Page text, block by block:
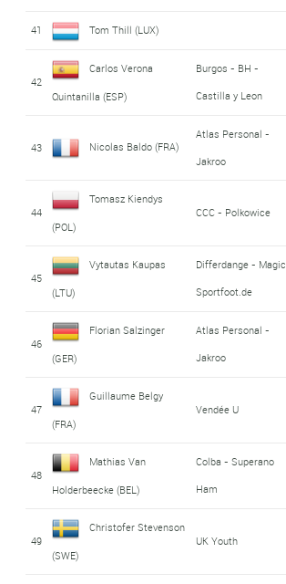
41 Tom Thill (LUX)
42
Carlos Verona
Quintanilla (ESP)
Burgos - BH -
Castilla y Leon
43 Nicolas Baldo (FRA)
Atlas Personal -
Jakroo
44
Tomasz Kiendys
(POL)
CCC - Polkowice
45
Vytautas Kaupas
(LTU)
Differdange - Magic
Sportfoot.de
46
Florian Salzinger
(GER)
Atlas Personal -
Jakroo
47
Guillaume Belgy
(FRA)
Vendée U
48
Mathias Van
Holderbeecke (BEL)
Colba - Superano
Ham
49
Christofer Stevenson
(SWE)
UK Youth